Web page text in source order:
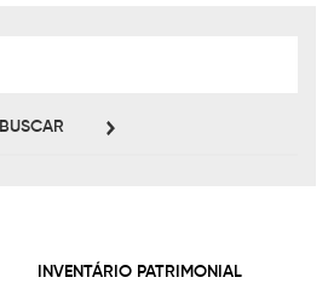
BUSCAR
INVENTÁRIO PATRIMONIAL